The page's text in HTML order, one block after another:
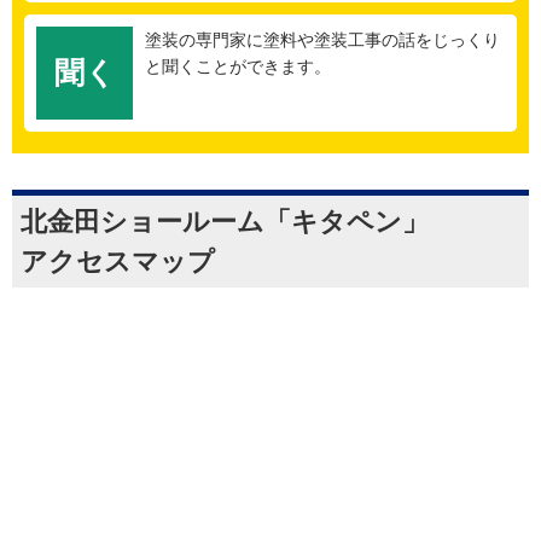
聞く
塗装の専門家に塗料や塗装工事の話をじっくり
と聞くことができます。
北金田ショールーム「キタペン」
アクセスマップ